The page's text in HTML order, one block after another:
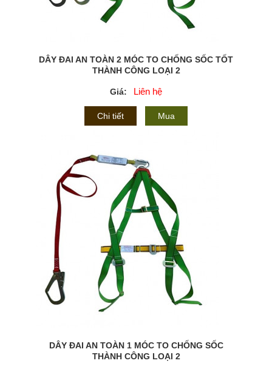
DÂY ĐAI AN TOÀN 2 MÓC TO CHỐNG SỐC TỐT
THÀNH CÔNG LOẠI 2
Giá: Liên hệ
Chi tiết Mua
DÂY ĐAI AN TOÀN 1 MÓC TO CHỐNG SỐC
THÀNH CÔNG LOẠI 2